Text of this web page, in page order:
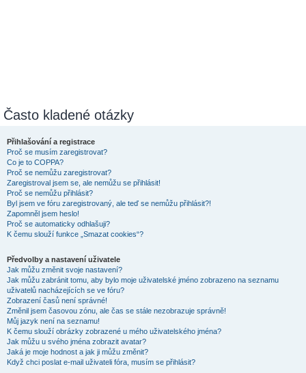
Často kladené otázky
Přihlašování a registrace
Proč se musím zaregistrovat?
Co je to COPPA?
Proč se nemůžu zaregistrovat?
Zaregistroval jsem se, ale nemůžu se přihlásit!
Proč se nemůžu přihlásit?
Byl jsem ve fóru zaregistrovaný, ale teď se nemůžu přihlásit?!
Zapomněl jsem heslo!
Proč se automaticky odhlašuji?
K čemu slouží funkce „Smazat cookies“?
Předvolby a nastavení uživatele
Jak můžu změnit svoje nastavení?
Jak můžu zabránit tomu, aby bylo moje uživatelské jméno zobrazeno na seznamu
uživatelů nacházejících se ve fóru?
Zobrazení časů není správné!
Změnil jsem časovou zónu, ale čas se stále nezobrazuje správně!
Můj jazyk není na seznamu!
K čemu slouží obrázky zobrazené u mého uživatelského jména?
Jak můžu u svého jména zobrazit avatar?
Jaká je moje hodnost a jak ji můžu změnit?
Když chci poslat e-mail uživateli fóra, musím se přihlásit?